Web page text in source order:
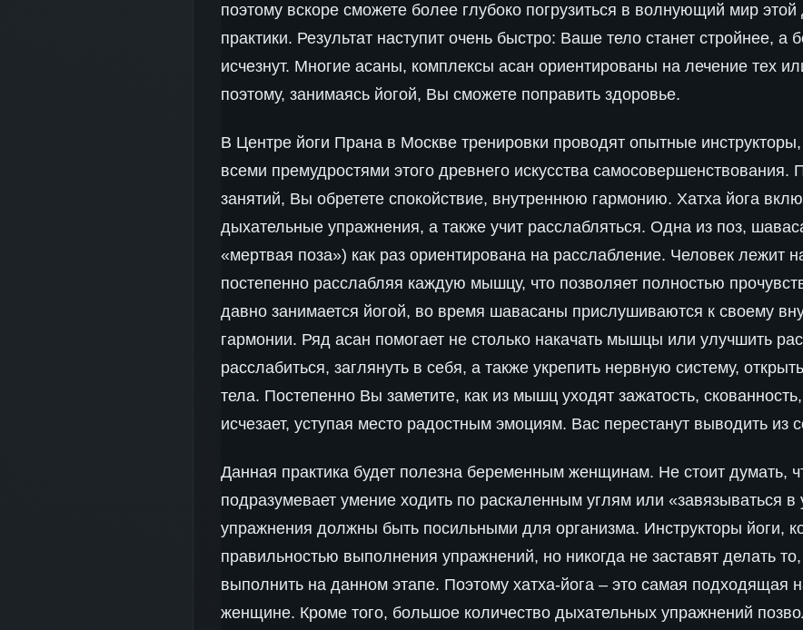
поэтому вскоре сможете более глубоко погрузиться в волнующий мир
практики. Результат наступит очень быстро: Ваше тело станет стройнее, а
исчезнут. Многие асаны, комплексы асан ориентированы на лечение тех
поэтому, занимаясь йогой, Вы сможете поправить здоровье.
В Центре йоги Прана в Москве тренировки проводят опытные
всеми премудростями этого древнего искусства самосовершенствования.
занятий, Вы обретете спокойствие, внутреннюю гармонию. Хатха йога
дыхательные упражнения, а также учит расслабляться. Одна из поз,
«мертвая поза») как раз ориентирована на расслабление. Человек лежит
постепенно расслабляя каждую мышцу, что позволяет полностью
давно занимается йогой, во время шавасаны прислушиваются к своему
гармонии. Ряд асан помогает не столько накачать мышцы или улучшить
расслабиться, заглянуть в себя, а также укрепить нервную систему,
тела. Постепенно Вы заметите, как из мышц уходят зажатость,
исчезает, уступая место радостным эмоциям. Вас перестанут выводить из
Данная практика будет полезна беременным женщинам. Не стоит думать,
подразумевает умение ходить по раскаленным углям или «завязываться в
упражнения должны быть посильными для организма. Инструкторы йоги,
правильностью выполнения упражнений, но никогда не заставят делать
выполнить на данном этапе. Поэтому хатха-йога – это самая подходящая
женщине. Кроме того, большое количество дыхательных упражнений